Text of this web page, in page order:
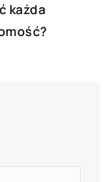
każda